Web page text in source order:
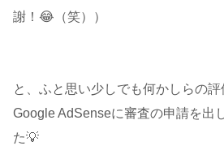
謝！😂（笑））
と、ふと思い少しでも何かしらの
Google AdSenseに審査の申請を出
た💡